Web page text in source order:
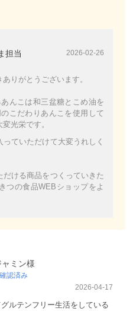
担当 2026-02-26
りがとうございます。
んこは和三盆糖とこめ油を
こだわりあんこを使用して
光栄です。
ていただけて大変うれしく
ける商品をつくっていきた
つの食品WEBショップをよ
ミン様
認済み
2026-04-17
ルテンフリー生活をしている